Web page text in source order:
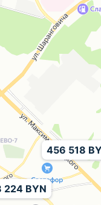
224 BYN
456 518